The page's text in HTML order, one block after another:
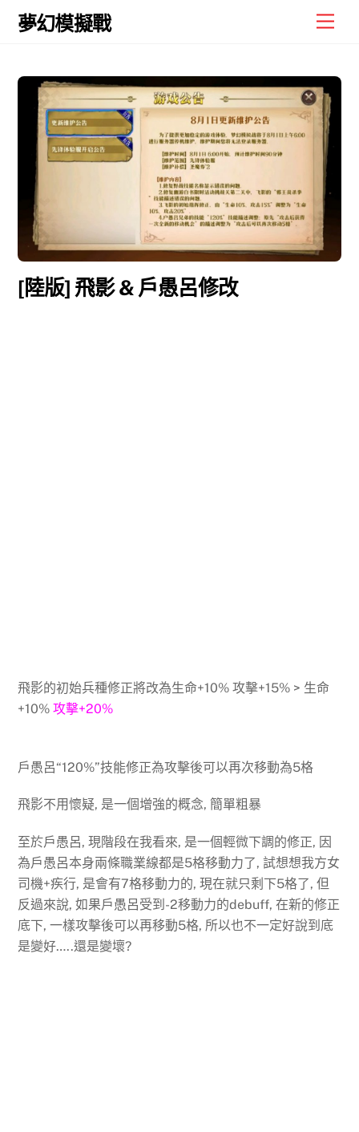
Skip
夢幻模擬戰
[陸版] 飛影 & 戶愚呂修改
飛影的初始兵種修正將改為生命+10% 攻擊+15% > 生命
+10%攻擊+20%
戶愚呂“120%”技能修正為攻擊後可以再次移動為5格
飛影不用懷疑, 是一個增強的概念, 簡單粗暴
至於戶愚呂, 現階段在我看來, 是一個輕微下調的修正, 因
為戶愚呂本身兩條職業線都是5格移動力了, 試想想我方女
司機+疾行, 是會有7格移動力的, 現在就只剩下5格了, 但
反過來說, 如果戶愚呂受到-2移動力的debuff, 在新的修正
底下, 一樣攻擊後可以再移動5格, 所以也不一定好說到底
是變好…..還是變壞?